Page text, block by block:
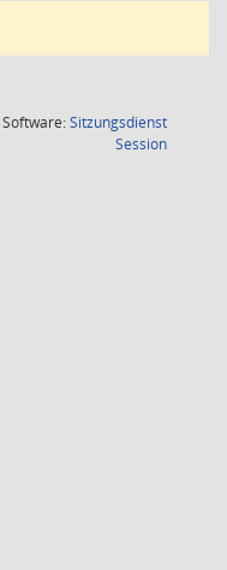
Software:Sitzungsdienst
Session(Wird in